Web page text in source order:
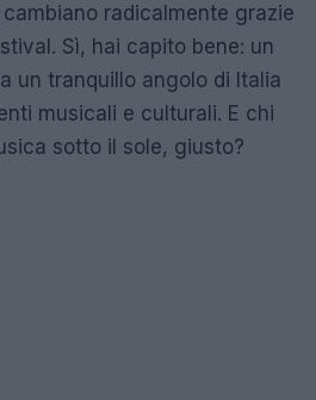
radicalmente grazie
Sì, hai capito bene: un
un tranquillo angolo di Italia
musicali e culturali. E chi
sotto il sole, giusto?